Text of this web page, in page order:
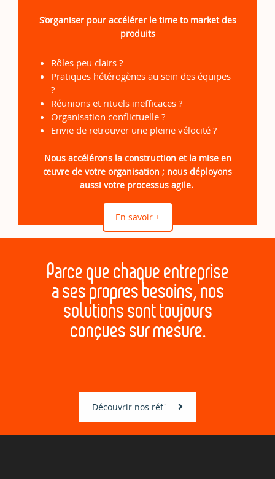
S’organiser pour accélérer le time to market des
produits
Rôles peu clairs ?
Pratiques hétérogènes au sein des équipes
?
Réunions et rituels inefficaces ?
Organisation conflictuelle ?
Envie de retrouver une pleine vélocité ?
Nous accélérons la construction et la mise en
œuvre de votre organisation ; nous déployons
aussi votre processus agile.
En savoir +
Parce que chaque entreprise
a ses propres besoins, nos
solutions sont toujours
conçues sur mesure.
Découvrir nos réf'